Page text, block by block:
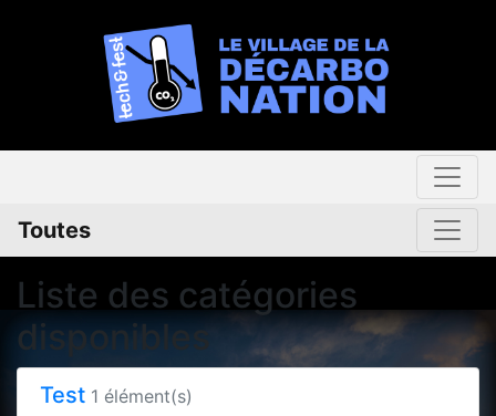
Toutes
Liste des catégories
disponibles
Test 1 élément(s)